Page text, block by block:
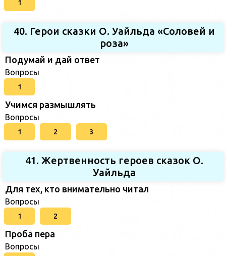
1
40. Герои сказки О. Уайльда «Соловей и
роза»
Подумай и дай ответ
Вопросы
1
Учимся размышлять
Вопросы
1 2 3
41. Жертвенность героев сказок О.
Уайльда
Для тех, кто внимательно читал
Вопросы
1 2
Проба пера
Вопросы